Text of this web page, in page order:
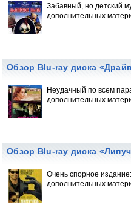
Забавный, но детский
дополнительных
Обзор Blu-ray диска
Неудачный по всем
дополнительных
Обзор Blu-ray диска
Очень спорное
дополнительных